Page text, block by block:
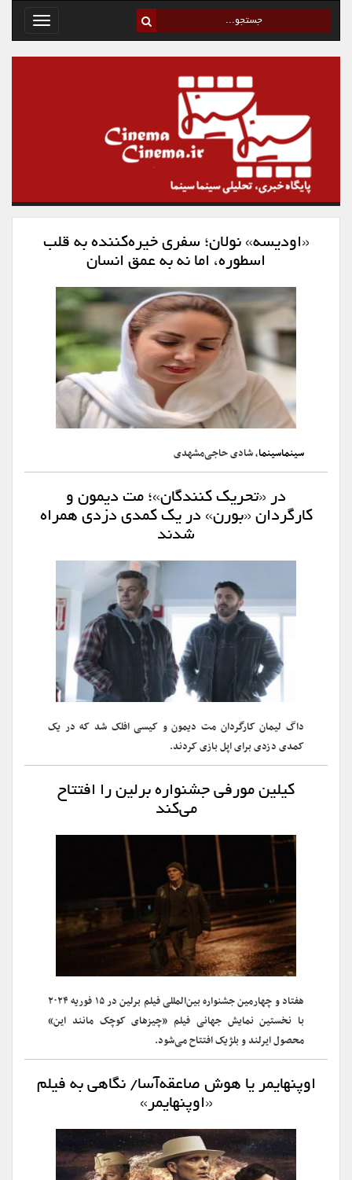
Toggle
«اودیسه» نولان؛ سفری خیره‌کننده به قلب
اسطوره، اما نه به عمق انسان
سینماسینما، شادی حاجی‌مشهدی
در «تحریک کنندگان»؛ مت دیمون و
کارگردان «بورن» در یک کمدی دزدی همراه
شدند
داگ لیمان کارگردان مت دیمون و کیسی افلک شد که در یک
کمدی دزدی برای اپل بازی کردند.
کیلین مورفی جشنواره برلین را افتتاح
می‌کند
هفتاد و چهارمین جشنواره بین‌المللی فیلم برلین در ۱۵ فوریه ۲۰۲۴
با نخستین نمایش جهانی فیلم «چیزهای کوچک مانند این»
محصول ایرلند و بلژیک افتتاح می‌شود.
اوپنهایمر یا هوش صاعقه‌آسا/ نگاهی به فیلم
«اوپنهایمر»